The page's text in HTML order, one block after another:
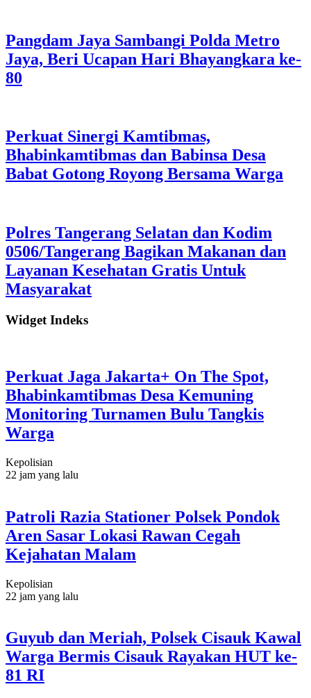
Pangdam Jaya Sambangi Polda Metro
Jaya, Beri Ucapan Hari Bhayangkara ke-
80
Perkuat Sinergi Kamtibmas,
Bhabinkamtibmas dan Babinsa Desa
Babat Gotong Royong Bersama Warga
Polres Tangerang Selatan dan Kodim
0506/Tangerang Bagikan Makanan dan
Layanan Kesehatan Gratis Untuk
Masyarakat
Widget Indeks
Perkuat Jaga Jakarta+ On The Spot,
Bhabinkamtibmas Desa Kemuning
Monitoring Turnamen Bulu Tangkis
Warga
Kepolisian
22 jam yang lalu
Patroli Razia Stationer Polsek Pondok
Aren Sasar Lokasi Rawan Cegah
Kejahatan Malam
Kepolisian
22 jam yang lalu
Guyub dan Meriah, Polsek Cisauk Kawal
Warga Bermis Cisauk Rayakan HUT ke-
81 RI